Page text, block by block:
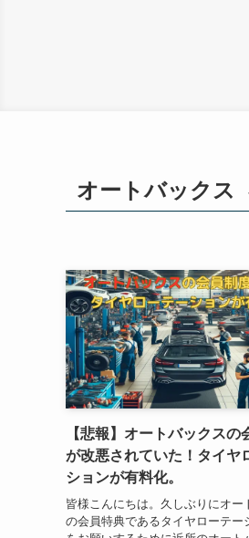
オートバックス
【悲報】オートバックスの
が改悪されていた！タイヤ
ションが有料化。
皆様こんにちは。久しぶりにオー
の会員特典であるタイヤローテー